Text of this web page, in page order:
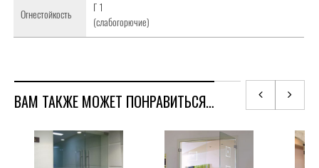
Огнестойкость
Г 1
(слабогорючие)
ВАМ ТАКЖЕ МОЖЕТ ПОНРАВИТЬСЯ…